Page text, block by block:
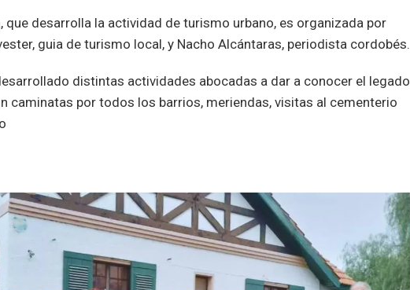
que desarrolla la actividad de turismo urbano, es organizada por
guia de turismo local, y Nacho Alcántaras, periodista cordobés.
distintas actividades abocadas a dar a conocer el legado
caminatas por todos los barrios, meriendas, visitas al cementerio